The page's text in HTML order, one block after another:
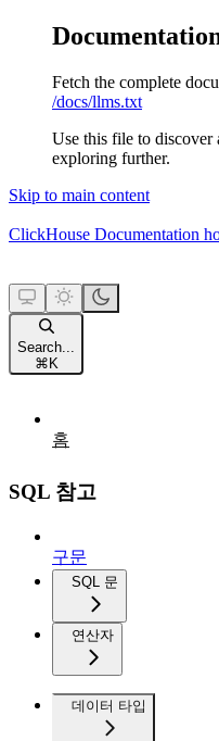
Fetch the complete
/docs/llms.txt
Use this file to discover
exploring further.
Skip to main content
ClickHouse Documentation
Search...
⌘ K
홈
SQL 참고
구문
SQL 문
연산자
데이터 타입